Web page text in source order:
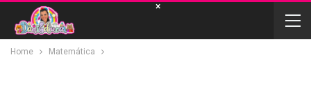
Home Matemática
×